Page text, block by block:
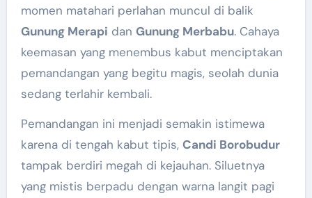
momen matahari perlahan muncul di balik
Gunung Merapi dan Gunung Merbabu. Cahaya
keemasan yang menembus kabut menciptakan
pemandangan yang begitu magis, seolah dunia
sedang terlahir kembali.
Pemandangan ini menjadi semakin istimewa
karena di tengah kabut tipis, Candi Borobudur
tampak berdiri megah di kejauhan. Siluetnya
yang mistis berpadu dengan warna langit pagi